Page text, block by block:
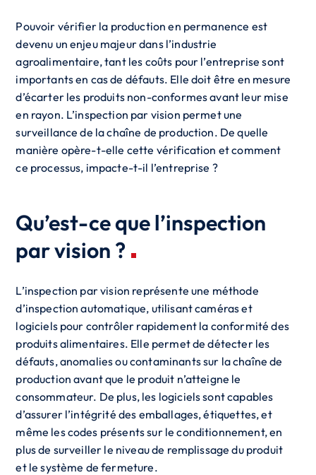
Pouvoir vérifier la production en permanence est
devenu un enjeu majeur dans l’industrie
agroalimentaire, tant les coûts pour l’entreprise sont
importants en cas de défauts. Elle doit être en mesure
d’écarter les produits non-conformes avant leur mise
en rayon. L’inspection par vision permet une
surveillance de la chaîne de production. De quelle
manière opère-t-elle cette vérification et comment
ce processus, impacte-t-il l’entreprise ?
Qu’est-ce que l’inspection
par vision ?
L’inspection par vision représente une méthode
d’inspection automatique, utilisant caméras et
logiciels pour contrôler rapidement la conformité des
produits alimentaires. Elle permet de détecter les
défauts, anomalies ou contaminants sur la chaîne de
production avant que le produit n’atteigne le
consommateur. De plus, les logiciels sont capables
d’assurer l’intégrité des emballages, étiquettes, et
même les codes présents sur le conditionnement, en
plus de surveiller le niveau de remplissage du produit
et le système de fermeture.